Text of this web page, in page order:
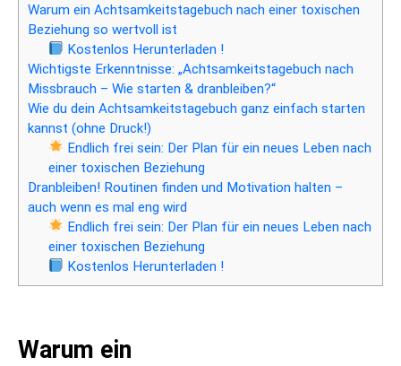
Warum ein Achtsamkeitstagebuch nach einer toxischen
Beziehung so wertvoll ist
Kostenlos Herunterladen !
Wichtigste Erkenntnisse: „Achtsamkeitstagebuch nach
Missbrauch – Wie starten & dranbleiben?“
Wie du dein Achtsamkeitstagebuch ganz einfach starten
kannst (ohne Druck!)
Endlich frei sein: Der Plan für ein neues Leben nach
einer toxischen Beziehung
Dranbleiben! Routinen finden und Motivation halten –
auch wenn es mal eng wird
Endlich frei sein: Der Plan für ein neues Leben nach
einer toxischen Beziehung
Kostenlos Herunterladen !
Warum ein